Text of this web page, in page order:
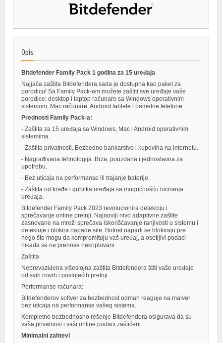
Opis
Bitdefender Family Pack 1 godina za 15 uređaja
Najjača zaštita Bitdefendera sada je dostupna kao paket za
porodicu! Sa Family Pack-om možete zaštiti sve uređaje vaše
porodice: desktop i laptop računare sa Windows operativnim
sistemom, Mac računare, Android tablete i pametne telefone.
Prednosti Family Pack-a:
- Zaštita za 15 uređaja sa Windows, Mac i Android operativnim
sistemima.
- Zaštita privatnosti. Bezbedno bankarstvo i kupovina na internetu.
- Nagrađivana tehnologija. Brza, pouzdana i jednostavna za
upotrebu.
- Bez uticaja na performanse ili trajanje baterije.
- Zaštita od krađe i gubitka uređaja sa mogućnošću lociranja
uređaja.
Bitdefender Family Pack 2023 revolucionira detekciju i
sprečavanje online pretnji. Najnoviji nivo adaptivne zaštite
zasnovane na mreži sprečava iskorišćavanje ranjivosti u sistemu i
detektuje i blokira napade sile. Botnet napadi se blokiraju pre
nego što mogu da kompromituju vaš uređaj, a osetljivi podaci
nikada se ne prenose nekriptovani.
Zaštita
Neprevaziđena višeslojna zaštita Bitdefendera štiti vaše uređaje
od svih novih i postojećih pretnji.
Performanse računara:
Bitdefenderov softver za bezbednost odmah reaguje na malver
bez uticaja na performanse vašeg sistema.
Kompletno bezbednosno rešenje Bitdefendera osigurava da su
vaša privatnost i vaši online podaci zaštićeni.
Minimalni zahtevi